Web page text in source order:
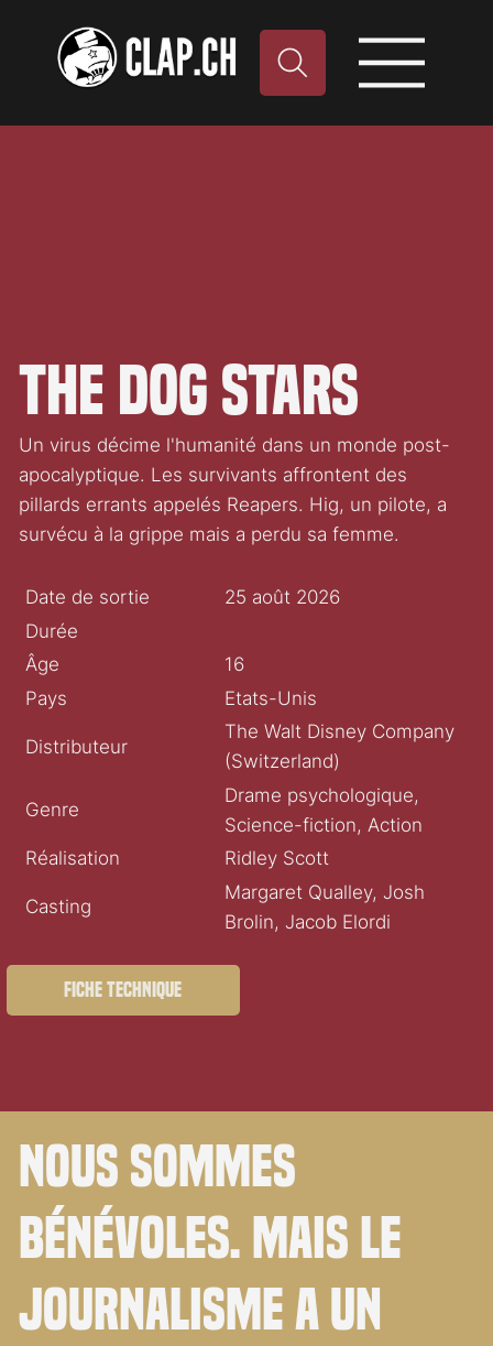
The Dog Stars
Un virus décime l'humanité dans un monde post-
apocalyptique. Les survivants affrontent des
pillards errants appelés Reapers. Hig, un pilote, a
survécu à la grippe mais a perdu sa femme.
Date de sortie
25 août 2026
Durée
Âge
16
Pays
Etats-Unis
Distributeur
The Walt Disney Company
(Switzerland)
Genre
Drame psychologique,
Science-fiction, Action
Réalisation
Ridley Scott
Casting
Margaret Qualley, Josh
Brolin, Jacob Elordi
Fiche technique
Nous sommes
bénévoles. Mais le
journalisme a un